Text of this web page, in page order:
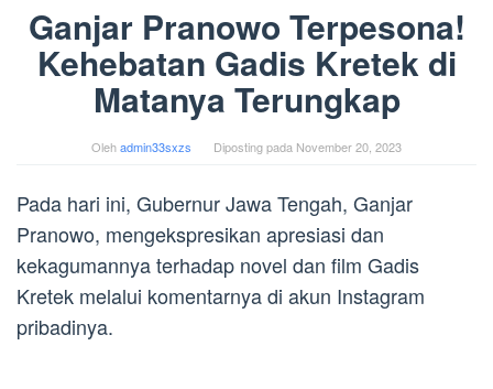
Ganjar Pranowo Terpesona!
Kehebatan Gadis Kretek di
Matanya Terungkap
Olehadmin33sxzs Diposting pada November 20, 2023
Pada hari ini, Gubernur Jawa Tengah, Ganjar
Pranowo, mengekspresikan apresiasi dan
kekagumannya terhadap novel dan film Gadis
Kretek melalui komentarnya di akun Instagram
pribadinya.